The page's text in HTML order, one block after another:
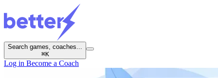
Search games, coaches...
⌘K
Log in Become a Coach